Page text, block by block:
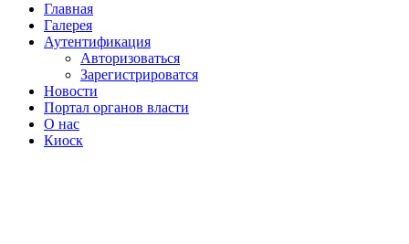
Главная
Галерея
Аутентификация
Авторизоваться
Зарегистрироватся
Новости
Портал органов власти
О нас
Киоск